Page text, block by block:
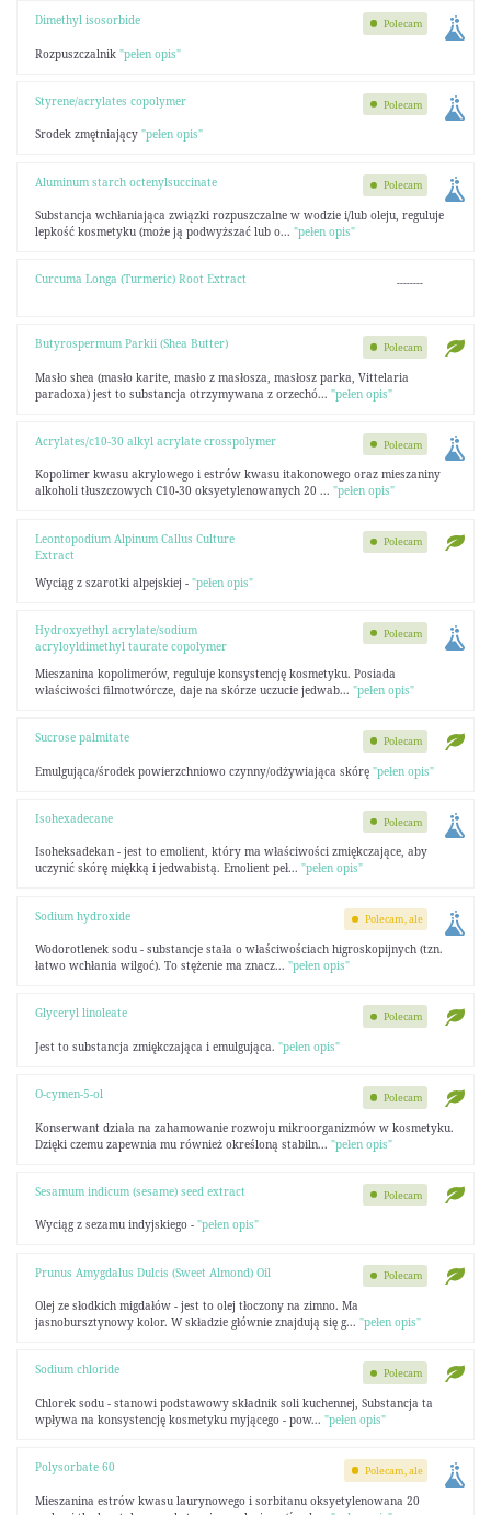
Dimethyl isosorbide
Rozpuszczalnik "pełen opis"
Polecam
Styrene/acrylates copolymer
Srodek zmętniający "pełen opis"
Polecam
Aluminum starch octenylsuccinate
Substancja wchłaniająca związki rozpuszczalne w wodzie i/lub oleju, reguluje
lepkość kosmetyku (może ją podwyższać lub o... "pełen opis"
Polecam
Curcuma Longa (Turmeric) Root Extract --------
Butyrospermum Parkii (Shea Butter)
Masło shea (masło karite, masło z masłosza, masłosz parka, Vittelaria
paradoxa) jest to substancja otrzymywana z orzechó... "pełen opis"
Polecam
Acrylates/c10-30 alkyl acrylate crosspolymer
Kopolimer kwasu akrylowego i estrów kwasu itakonowego oraz mieszaniny
alkoholi tłuszczowych C10-30 oksyetylenowanych 20 ... "pełen opis"
Polecam
Leontopodium Alpinum Callus Culture
Extract
Wyciąg z szarotki alpejskiej - "pełen opis"
Polecam
Hydroxyethyl acrylate/sodium
acryloyldimethyl taurate copolymer
Mieszanina kopolimerów, reguluje konsystencję kosmetyku. Posiada
właściwości filmotwórcze, daje na skórze uczucie jedwab... "pełen opis"
Polecam
Sucrose palmitate
Emulgująca/środek powierzchniowo czynny/odżywiająca skórę "pełen opis"
Polecam
Isohexadecane
Isoheksadekan - jest to emolient, który ma właściwości zmiękczające, aby
uczynić skórę miękką i jedwabistą. Emolient peł... "pełen opis"
Polecam
Sodium hydroxide
Wodorotlenek sodu - substancje stała o właściwościach higroskopijnych (tzn.
łatwo wchłania wilgoć). To stężenie ma znacz... "pełen opis"
Polecam, ale
Glyceryl linoleate
Jest to substancja zmiękczająca i emulgująca. "pełen opis"
Polecam
O-cymen-5-ol
Konserwant działa na zahamowanie rozwoju mikroorganizmów w kosmetyku.
Dzięki czemu zapewnia mu również określoną stabiln... "pełen opis"
Polecam
Sesamum indicum (sesame) seed extract
Wyciąg z sezamu indyjskiego - "pełen opis"
Polecam
Prunus Amygdalus Dulcis (Sweet Almond) Oil
Olej ze słodkich migdałów - jest to olej tłoczony na zimno. Ma
jasnobursztynowy kolor. W składzie głównie znajdują się g... "pełen opis"
Polecam
Sodium chloride
Chlorek sodu - stanowi podstawowy składnik soli kuchennej, Substancja ta
wpływa na konsystencję kosmetyku myjącego - pow... "pełen opis"
Polecam
Polysorbate 60
Mieszanina estrów kwasu laurynowego i sorbitanu oksyetylenowana 20
Polecam, ale